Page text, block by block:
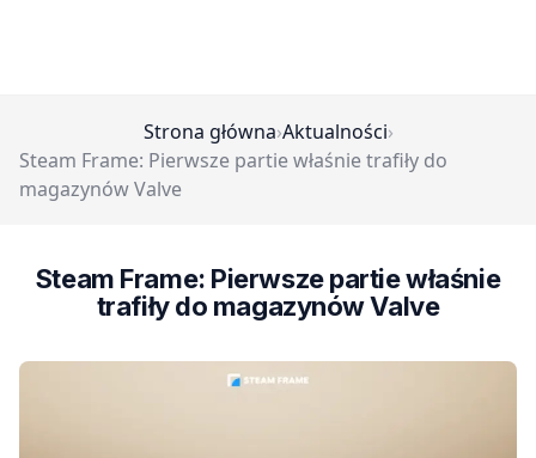
Strona główna›Aktualności›
Steam Frame: Pierwsze partie właśnie trafiły do
magazynów Valve
Steam Frame: Pierwsze partie właśnie
trafiły do magazynów Valve